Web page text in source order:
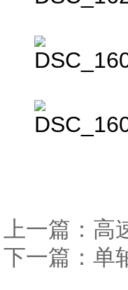
上一篇： 高
下一篇： 单